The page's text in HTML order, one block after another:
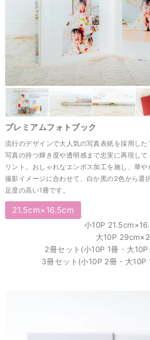
プレミアムフォトブック
流行のデザインで大人気の写真表紙を採用し
写真の持つ輝き度や透明感まで忠実に再現し
リント。おしゃれなエンボス加工を施し、華
撮影イメージに合わせて、白か黒の2色から選
足度の高い1冊です。
21.5cm×16.5cm
小10P
大10P
2冊セット(小10P 1冊・大
3冊セット(小10P 2冊・大10P